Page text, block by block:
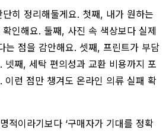
히 정리해둘게요. 첫째, 내가 원하는
인해요. 둘째, 사진 속 색상보다 실제
는 점을 감안해요. 셋째, 프린트가 부담
넷째, 세탁 편의성과 교환 비용까지 포
이런 점만 챙겨도 온라인 의류 실패 확
적이라기보다 ‘구매자가 기대를 정확